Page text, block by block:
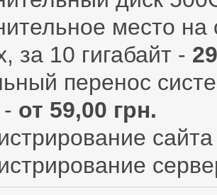
место на
за 10 гигабайт -
перенос
от 59,00 грн.